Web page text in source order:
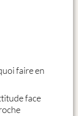
faire en
face